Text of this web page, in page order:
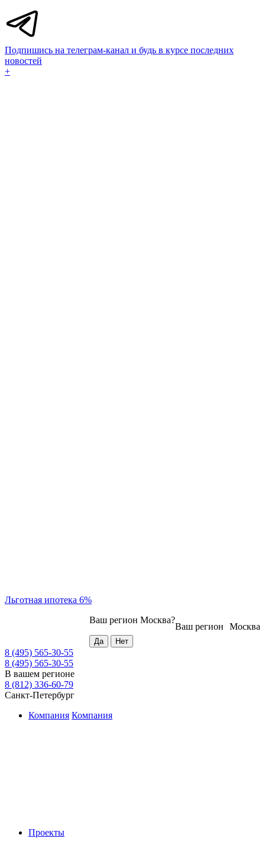
Подпишись на телеграм-канал и будь в курсе последних
новостей
+
Льготная ипотека 6%
Москва
Ваш регион
Ваш регион Москва?
8 (495) 565-30-55
8 (495) 565-30-55
В вашем регионе
8 (812) 336-60-79
Санкт-Петербург
Компания Компания
Проекты